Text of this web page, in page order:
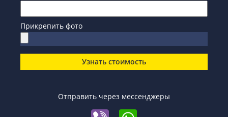
Прикрепить фото
Узнать стоимость
Отправить через мессенджеры